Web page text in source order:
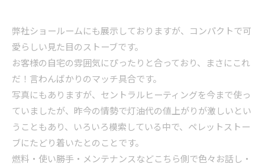
弊社ショールームにも展示しておりますが、コンパクトで可
愛らしい見た目のストーブです。
お客様の自宅の雰囲気にぴったりと合っており、まさにこれ
だ！言わんばかりのマッチ具合です。
写真にもありますが、セントラルヒーティングを今まで使っ
ていましたが、昨今の情勢で灯油代の値上がりが激しいとい
うこともあり、いろいろ模索している中で、ペレットストー
ブにたどり着いたとのことです。
燃料・使い勝手・メンテナンスなどこちら側で色々お話し・